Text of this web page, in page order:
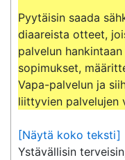
Pyytäisin saada
diaareista otteet,
palvelun
sopimukset,
Vapa-palvelun ja
liittyvien palvelujen
[Näytä koko teksti]
Ystävällisin